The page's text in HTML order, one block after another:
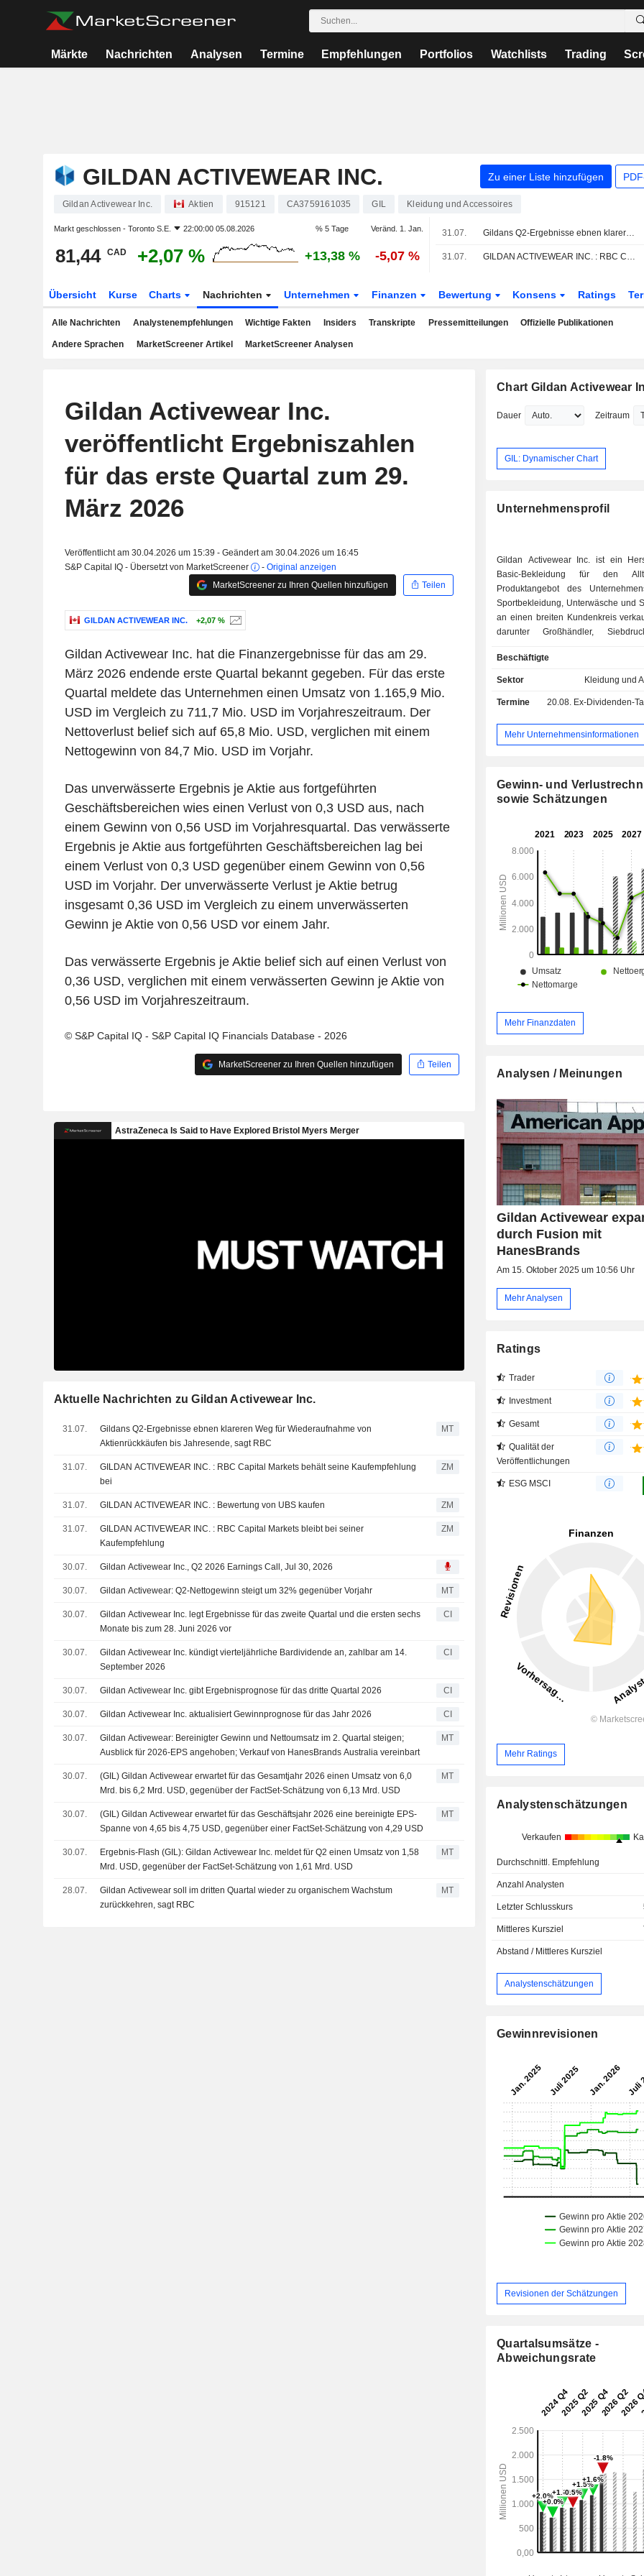
Märkte Nachrichten Analysen Termine Empfehlungen Portfolios Watchlists Trading
GILDAN ACTIVEWEAR INC. Zu einer Liste hinzufügen
Gildan Activewear Inc. Aktien 915121 CA3759161035 GIL Kleidung und Accessoires
Markt geschlossen - Toronto S.E. 22:00:00 05.08.2026 % 5 Tage Veränd. 1. Jan.
81,44 CAD +2,07 % +13,38 % -5,07 %
31.07. Gildans Q2-Ergebnisse ebnen klareren Weg für Wiederaufnahme von Aktienrückkäufen bis Jahresende, sagt RBC
31.07. GILDAN ACTIVEWEAR INC. : RBC Capital Markets behält seine Kaufempfehlung bei
Übersicht Kurse Charts Nachrichten Unternehmen Finanzen Bewertung Konsens Ratings
Alle Nachrichten Analystenempfehlungen Wichtige Fakten Insiders Transkripte Pressemitteilungen Offizielle Publikationen
Andere Sprachen MarketScreener Artikel MarketScreener Analysen
Gildan Activewear Inc.
veröffentlicht Ergebniszahlen
für das erste Quartal zum 29.
März 2026
Veröffentlicht am 30.04.2026 um 15:39 - Geändert am 30.04.2026 um 16:45
S&P Capital IQ - Übersetzt von MarketScreener
- Original anzeigen
MarketScreener zu Ihren Quellen hinzufügen
Teilen
GILDAN ACTIVEWEAR INC. +2,07 %
Gildan Activewear Inc. hat die Finanzergebnisse für das am 29.
März 2026 endende erste Quartal bekannt gegeben. Für das erste
Quartal meldete das Unternehmen einen Umsatz von 1.165,9 Mio.
USD im Vergleich zu 711,7 Mio. USD im Vorjahreszeitraum. Der
Nettoverlust belief sich auf 65,8 Mio. USD, verglichen mit einem
Nettogewinn von 84,7 Mio. USD im Vorjahr.
Das unverwässerte Ergebnis je Aktie aus fortgeführten
Geschäftsbereichen wies einen Verlust von 0,3 USD aus, nach
einem Gewinn von 0,56 USD im Vorjahresquartal. Das verwässerte
Ergebnis je Aktie aus fortgeführten Geschäftsbereichen lag bei
einem Verlust von 0,3 USD gegenüber einem Gewinn von 0,56
USD im Vorjahr. Der unverwässerte Verlust je Aktie betrug
insgesamt 0,36 USD im Vergleich zu einem unverwässerten
Gewinn je Aktie von 0,56 USD vor einem Jahr.
Das verwässerte Ergebnis je Aktie belief sich auf einen Verlust von
0,36 USD, verglichen mit einem verwässerten Gewinn je Aktie von
0,56 USD im Vorjahreszeitraum.
© S&P Capital IQ - S&P Capital IQ Financials Database - 2026
MarketScreener zu Ihren Quellen hinzufügen Teilen
Aktuelle Nachrichten zu Gildan Activewear Inc.
31.07.
Gildans Q2-Ergebnisse ebnen klareren Weg für Wiederaufnahme von
Aktienrückkäufen bis Jahresende, sagt RBC
MT
31.07.
GILDAN ACTIVEWEAR INC. : RBC Capital Markets behält seine Kaufempfehlung
bei
ZM
31.07. GILDAN ACTIVEWEAR INC. : Bewertung von UBS kaufen ZM
31.07.
GILDAN ACTIVEWEAR INC. : RBC Capital Markets bleibt bei seiner
Kaufempfehlung
ZM
30.07. Gildan Activewear Inc., Q2 2026 Earnings Call, Jul 30, 2026
30.07. Gildan Activewear: Q2-Nettogewinn steigt um 32% gegenüber Vorjahr MT
30.07.
Gildan Activewear Inc. legt Ergebnisse für das zweite Quartal und die ersten sechs
Monate bis zum 28. Juni 2026 vor
CI
30.07.
Gildan Activewear Inc. kündigt vierteljährliche Bardividende an, zahlbar am 14.
September 2026
CI
30.07. Gildan Activewear Inc. gibt Ergebnisprognose für das dritte Quartal 2026 CI
30.07. Gildan Activewear Inc. aktualisiert Gewinnprognose für das Jahr 2026 CI
30.07.
Gildan Activewear: Bereinigter Gewinn und Nettoumsatz im 2. Quartal steigen;
Ausblick für 2026-EPS angehoben; Verkauf von HanesBrands Australia vereinbart
MT
30.07.
(GIL) Gildan Activewear erwartet für das Gesamtjahr 2026 einen Umsatz von 6,0
Mrd. bis 6,2 Mrd. USD, gegenüber der FactSet-Schätzung von 6,13 Mrd. USD
MT
30.07.
(GIL) Gildan Activewear erwartet für das Geschäftsjahr 2026 eine bereinigte EPS-
Spanne von 4,65 bis 4,75 USD, gegenüber einer FactSet-Schätzung von 4,29 USD
MT
30.07.
Ergebnis-Flash (GIL): Gildan Activewear Inc. meldet für Q2 einen Umsatz von 1,58
Mrd. USD, gegenüber der FactSet-Schätzung von 1,61 Mrd. USD
MT
28.07.
Gildan Activewear soll im dritten Quartal wieder zu organischem Wachstum
zurückkehren, sagt RBC
MT
Chart Gildan Activewear
Dauer Zeitraum
GIL: Dynamischer Chart
Unternehmensprofil
Gildan Activewear Inc. ist ein
Basic-Bekleidung für den
Produktangebot des
Sportbekleidung, Unterwäsche und
an einen breiten Kundenkreis
darunter Großhändler,
über stationäre Geschäfte
Commerce-Plattformen an
Markenunternehmen. Das
Europa, im asiatisch-pazifischen
Lateinamerika unter einem breit
Apparel, ALLPRO, GOLDTOE,
Playtex, Maidenform, Bonds sowie
Vereinigten Staaten und Kanada
Lizenzvereinbarung besteht. Das
besitzt und betreibt zudem vertikal
groß angelegte
vorwiegend in Mittelamerika,
Nordamerika und Asien befinden.
Beschäftigte
Sektor Kleidung und
Termine 20.08. Ex-Dividenden-Tag -
Mehr Unternehmensinformationen
Gewinn- und
sowie Schätzungen
Mehr Finanzdaten
Analysen / Meinungen
Gildan Activewear
durch Fusion mit
HanesBrands
Am 15. Oktober 2025 um 10:56 Uhr
Mehr Analysen
Ratings
Trader
Investment
Gesamt
Qualität der
Veröffentlichungen
ESG MSCI
Mehr Ratings
Analystenschätzungen
Verkaufen
Durchschnittl. Empfehlung
Anzahl Analysten
Letzter Schlusskurs
Mittleres Kursziel
Abstand / Mittleres Kursziel
Analystenschätzungen
Gewinnrevisionen
Revisionen der Schätzungen
Quartalsumsätze -
Abweichungsrate